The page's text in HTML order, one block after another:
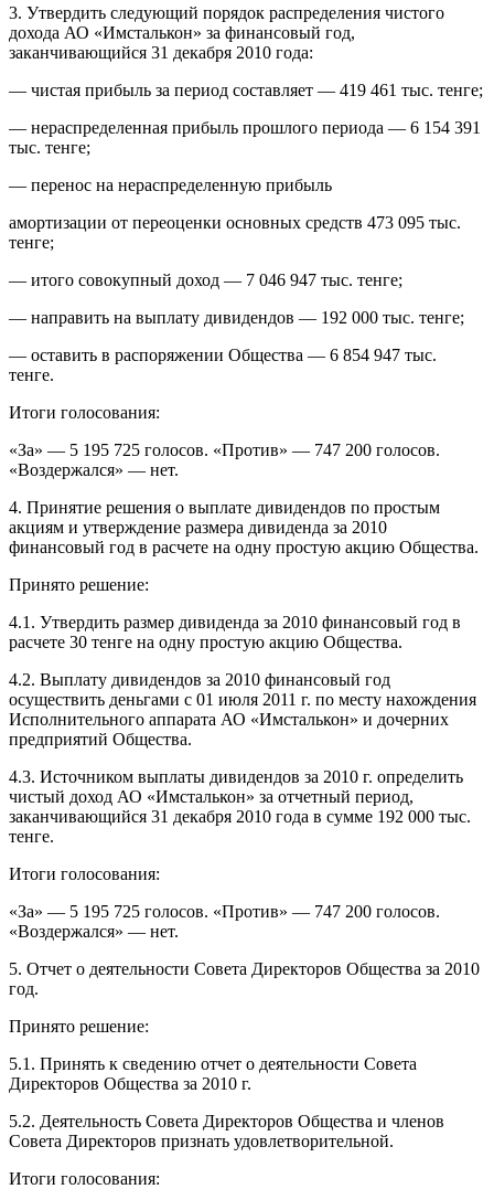
3. Утвердить следующий порядок распределения чистого
дохода АО «Имсталькон» за финансовый год,
заканчивающийся 31 декабря 2010 года:
— чистая прибыль за период составляет — 419 461 тыс. тенге;
— нераспределенная прибыль прошлого периода — 6 154 391
тыс. тенге;
— перенос на нераспределенную прибыль
амортизации от переоценки основных средств 473 095 тыс.
тенге;
— итого совокупный доход — 7 046 947 тыс. тенге;
— направить на выплату дивидендов — 192 000 тыс. тенге;
— оставить в распоряжении Общества — 6 854 947 тыс.
тенге.
Итоги голосования:
«За» — 5 195 725 голосов. «Против» — 747 200 голосов.
«Воздержался» — нет.
4. Принятие решения о выплате дивидендов по простым
акциям и утверждение размера дивиденда за 2010
финансовый год в расчете на одну простую акцию Общества.
Принято решение:
4.1. Утвердить размер дивиденда за 2010 финансовый год в
расчете 30 тенге на одну простую акцию Общества.
4.2. Выплату дивидендов за 2010 финансовый год
осуществить деньгами с 01 июля 2011 г. по месту нахождения
Исполнительного аппарата АО «Имсталькон» и дочерних
предприятий Общества.
4.3. Источником выплаты дивидендов за 2010 г. определить
чистый доход АО «Имсталькон» за отчетный период,
заканчивающийся 31 декабря 2010 года в сумме 192 000 тыс.
тенге.
Итоги голосования:
«За» — 5 195 725 голосов. «Против» — 747 200 голосов.
«Воздержался» — нет.
5. Отчет о деятельности Совета Директоров Общества за 2010
год.
Принято решение:
5.1. Принять к сведению отчет о деятельности Совета
Директоров Общества за 2010 г.
5.2. Деятельность Совета Директоров Общества и членов
Совета Директоров признать удовлетворительной.
Итоги голосования: